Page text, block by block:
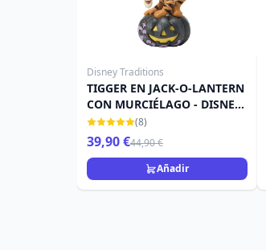
Disney Traditions
TIGGER EN JACK-O-LANTERN
CON MURCIÉLAGO - DISNEY
TRADITIONS
(8)
39,90 €44,90 €
Añadir